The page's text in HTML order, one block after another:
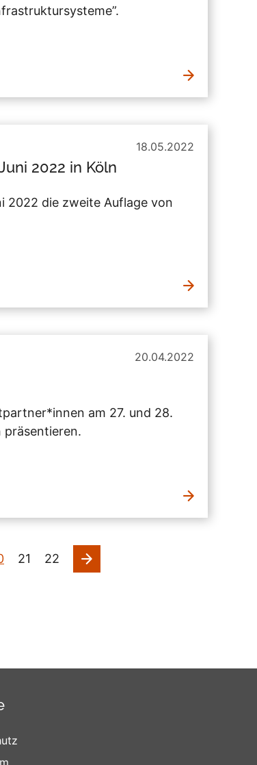
18.05.2022
2022 in Köln
2022 die zweite Auflage von
20.04.2022
am 27. und 28.
präsentieren.
21 22 nächste